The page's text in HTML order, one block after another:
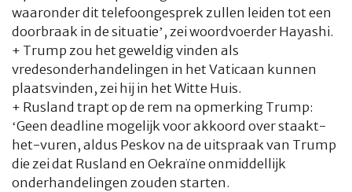
waaronder dit telefoongesprek zullen leiden tot een
doorbraak in de situatie’, zei woordvoerder Hayashi.
+ Trump zou het geweldig vinden als
vredesonderhandelingen in het Vaticaan kunnen
plaatsvinden, zei hij in het Witte Huis.
+ Rusland trapt op de rem na opmerking Trump:
‘Geen deadline mogelijk voor akkoord over staakt-
het-vuren, aldus Peskov na de uitspraak van Trump
die zei dat Rusland en Oekraïne onmiddellijk
onderhandelingen zouden starten.